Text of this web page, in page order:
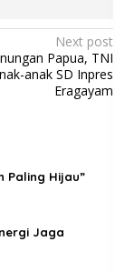
Next post
Papua, TNI
anak SD Inpres
Eragayam
Paling Hijau”
Jaga